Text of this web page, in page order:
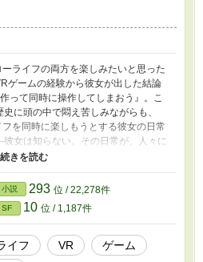
ライフの両方を楽しみたいと思った
ゲームの経験から彼女が出した結論
って同時に操作してしまおう』。こ
に頭の中で悶え苦しみながらも、
を同時に楽しもうとする彼女の日常
女は知らない。その日常が、人々に
と恐怖をもたらしていくことになるの
小説 293 位 / 22,278件
SF 10 位 / 1,187件
イフ VR
ゲーム